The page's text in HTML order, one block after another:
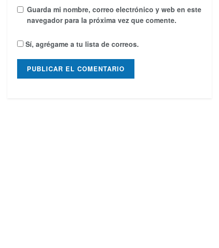
Guarda mi nombre, correo electrónico y web en este
navegador para la próxima vez que comente.
Sí, agrégame a tu lista de correos.